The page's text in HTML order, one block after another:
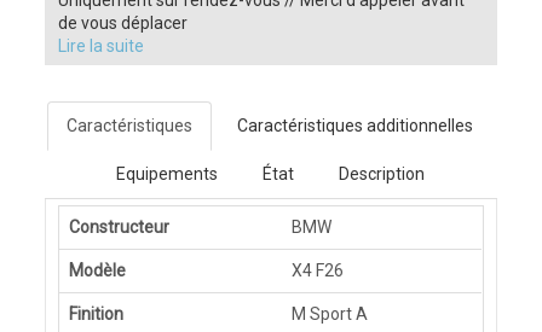
de vous déplacer
Lire la suite
Caractéristiques Caractéristiques additionnelles
Equipements État Description
Constructeur BMW
Modèle X4 F26
Finition M Sport A